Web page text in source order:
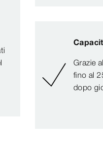
Grazie
fino al
dopo